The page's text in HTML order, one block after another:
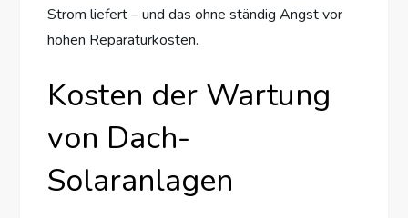
Strom liefert – und das ohne ständig Angst vor
hohen Reparaturkosten.
Kosten der Wartung
von Dach-
Solaranlagen